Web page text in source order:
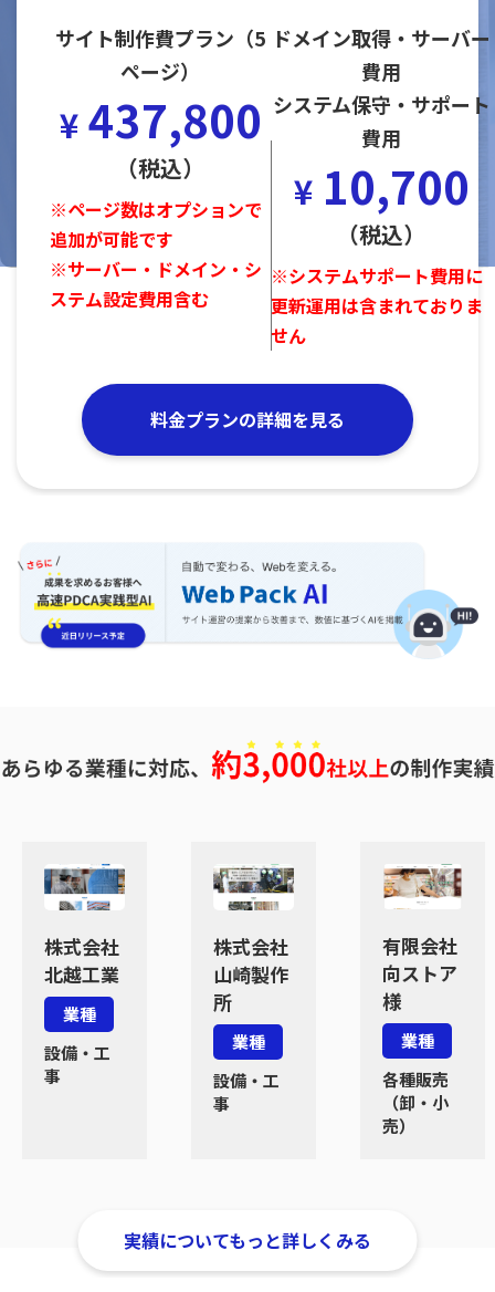
サイト制作費プラン（5
ページ）
¥437,800
（税込）
※ページ数はオプションで
追加が可能です
※サーバー・ドメイン・シ
ステム設定費用含む
ドメイン取得・サーバー
費用
システム保守・サポート
費用
¥10,700
（税込）
※システムサポート費用に
更新運用は含まれておりま
せん
料金プランの詳細を見る
株式会社
北越工業
業種
設備・工
事
株式会社
山崎製作
所
業種
設備・工
事
有限会社
向ストア
様
業種
各種販売
（卸・小
売）
実績についてもっと詳しくみる